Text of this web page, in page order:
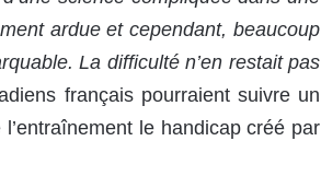
ardue et cependant, beaucoup
La difficulté n’en restait pas
français pourraient suivre un
le handicap créé par